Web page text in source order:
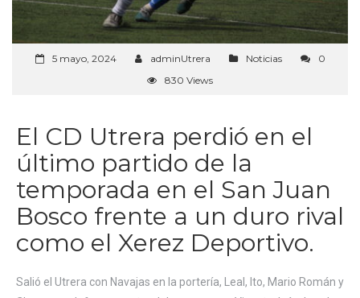
5 mayo, 2024 adminUtrera Noticias
0
830 Views
El CD Utrera perdió en el
último partido de la
temporada en el San Juan
Bosco frente a un duro rival
como el Xerez Deportivo.
Salió el Utrera con Navajas en la portería, Leal, Ito, Mario Román y